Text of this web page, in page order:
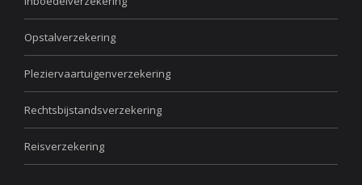
Opstalverzekering
Pleziervaartuigenverzekering
Rechtsbijstandsverzekering
Reisverzekering